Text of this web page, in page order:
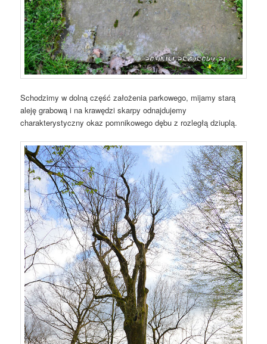
Schodzimy w dolną część założenia parkowego, mijamy starą
aleję grabową i na krawędzi skarpy odnajdujemy
charakterystyczny okaz pomnikowego dębu z rozległą dziuplą.